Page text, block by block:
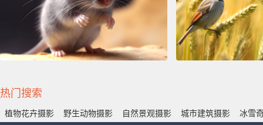
热门搜索
植物花卉摄影 野生动物摄影 自然景观摄影 城市建筑摄影
冰雪